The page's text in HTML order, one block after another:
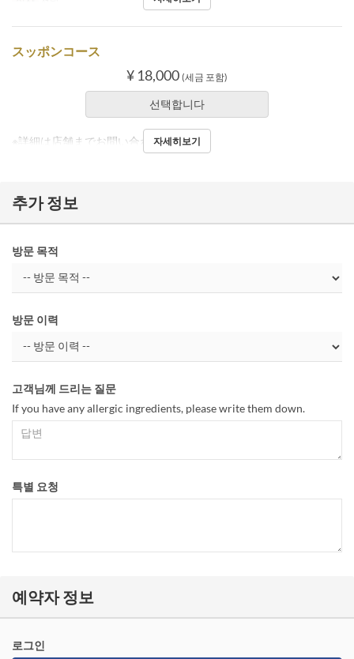
スッポンコース
¥ 18,000 (세금 포함)
선택합니다
※詳細は店舗までお問い合わせください。
자세히보기
추가 정보
방문 목적
방문 이력
고객님께 드리는 질문
If you have any allergic ingredients, please write them down.
특별 요청
예약자 정보
로그인